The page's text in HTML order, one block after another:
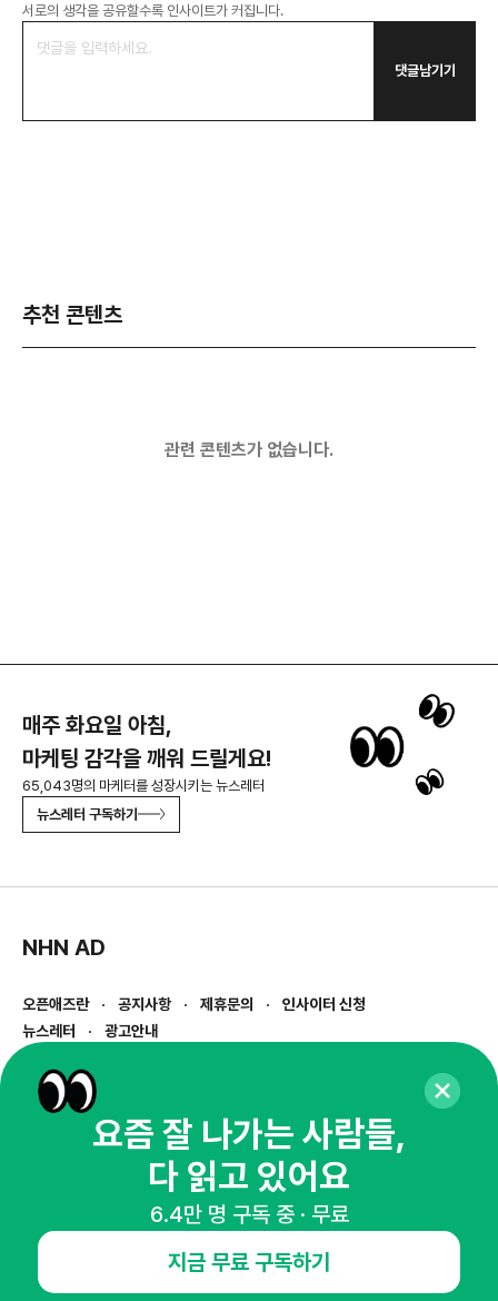
서로의 생각을 공유할수록 인사이트가 커집니다.
댓글남기기
추천 콘텐츠
관련 콘텐츠가 없습니다.
매주 화요일 아침,
마케팅 감각을 깨워 드릴게요!
65,043명의 마케터를 성장시키는 뉴스레터
뉴스레터 구독하기
NHN AD
오픈애즈란 공지사항 제휴문의
인사이터 신청
뉴스레터
광고안내
경기도 성남시 분당구 대왕판교로645번길 16
사업자등록번호 : 144-81-27690(
통신판매업신고번호 : 2014-경기성남-1023
호스팅서비스사업자 : 오픈애즈
1800-2198
openads@openads.co.kr
이용약관
요즘 잘 나가는 사람들,
다 읽고 있어요
6.4만 명 구독 중 · 무료
지금 무료 구독하기